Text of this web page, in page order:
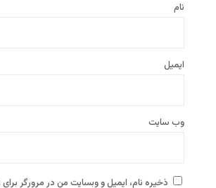
نام
ایمیل
وب‌ سایت
ذخیره نام، ایمیل و وبسایت من در مرورگر برای